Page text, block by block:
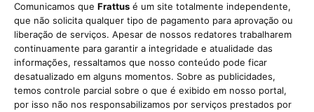
Comunicamos que Frattus é um site totalmente independente,
que não solicita qualquer tipo de pagamento para aprovação ou
liberação de serviços. Apesar de nossos redatores trabalharem
continuamente para garantir a integridade e atualidade das
informações, ressaltamos que nosso conteúdo pode ficar
desatualizado em alguns momentos. Sobre as publicidades,
temos controle parcial sobre o que é exibido em nosso portal,
por isso não nos responsabilizamos por serviços prestados por